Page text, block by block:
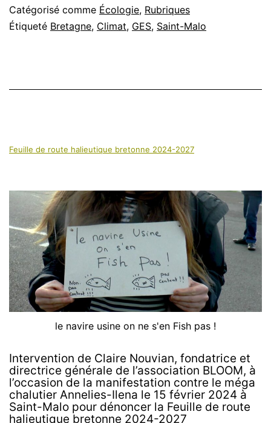
Catégorisé comme Écologie, Rubriques
Étiqueté Bretagne, Climat, GES, Saint-Malo
Feuille de route halieutique bretonne 2024-2027
le navire usine on ne s'en Fish pas !
Intervention de Claire Nouvian, fondatrice et
directrice générale de l’association BLOOM, à
l’occasion de la manifestation contre le méga
chalutier Annelies-Ilena le 15 février 2024 à
Saint-Malo pour dénoncer la Feuille de route
halieutique bretonne 2024-2027